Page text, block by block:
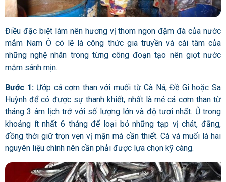
Điều đặc biệt làm nên hương vị thơm ngon đậm đà của nước
mắm Nam Ô có lẽ là công thức gia truyền và cái tâm của
những nghệ nhân trong từng công đoạn tạo nên giọt nước
mắm sánh mịn.
Bước 1:Ướp cá cơm than với muối từ Cà Ná, Đề Gi hoặc Sa
Huỳnh để có được sự thanh khiết, nhất là mẻ cá cơm than từ
tháng 3 âm lịch trở với số lượng lớn và độ tươi nhất. Ủ trong
khoảng ít nhất 6 tháng để loại bỏ những tạp vị chát, đắng,
đồng thời giữ trọn vẹn vị mặn mà cần thiết. Cá và muối là hai
nguyên liệu chính nên cần phải được lựa chọn kỹ càng.